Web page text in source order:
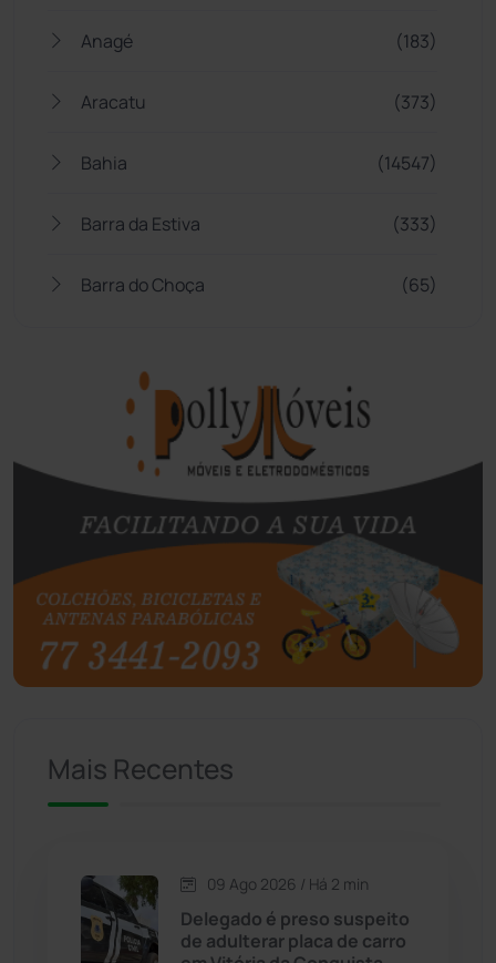
Anagé (183)
Aracatu (373)
Bahia (14547)
Barra da Estiva (333)
Barra do Choça (65)
Bom Jesus da Lapa
Boquira
Botuporã (73)
Brasil (7681)
Brumado (31964)
Caetanos
Candiba
Cândido Sales (121)
Mais Recentes
09 Ago 2026 / Há 2 min
Delegado é preso suspeito
de adulterar placa de carro